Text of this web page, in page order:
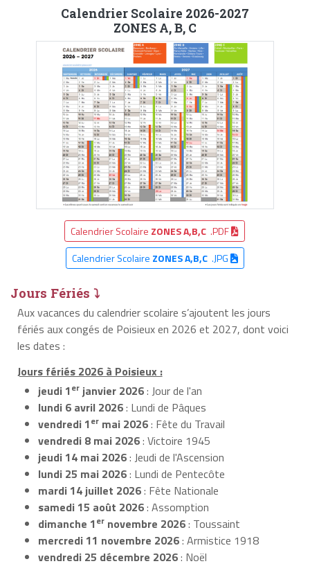
Calendrier Scolaire 2026-2027
ZONES A, B, C
Calendrier Scolaire ZONES A,B,C .PDF
Calendrier Scolaire ZONES A,B,C.JPG
Jours Fériés ⤵
Aux vacances du calendrier scolaire s’ajoutent les jours
fériés aux congés de Poisieux en 2026 et 2027, dont voici
les dates :
Jours fériés 2026 à Poisieux :
jeudi 1er janvier 2026: Jour de l'an
lundi 6 avril 2026: Lundi de Pâques
vendredi 1er mai 2026: Fête du Travail
vendredi 8 mai 2026: Victoire 1945
jeudi 14 mai 2026: Jeudi de l'Ascension
lundi 25 mai 2026: Lundi de Pentecôte
mardi 14 juillet 2026: Fête Nationale
samedi 15 août 2026: Assomption
dimanche 1er novembre 2026: Toussaint
mercredi 11 novembre 2026: Armistice 1918
vendredi 25 décembre 2026: Noël